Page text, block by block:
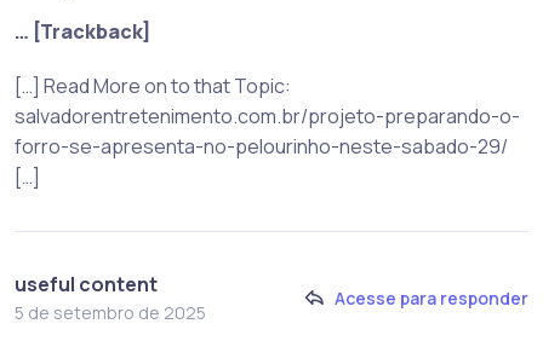
… [Trackback]
[…] Read More on to that Topic:
salvadorentretenimento.com.br/projeto-preparando-o-
forro-se-apresenta-no-pelourinho-neste-sabado-29/
[…]
useful content
5 de setembro de 2025
Acesse para responder